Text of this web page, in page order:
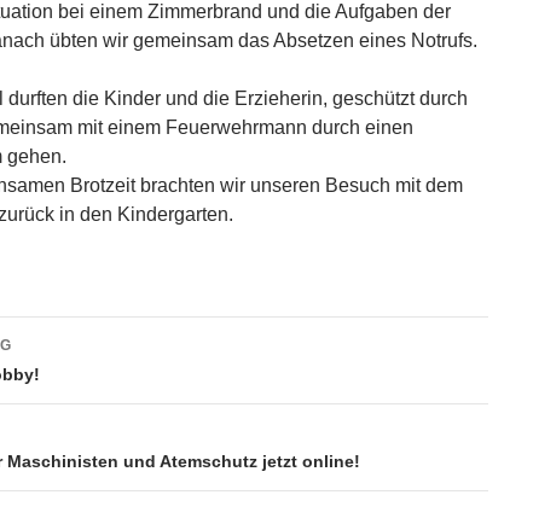
bei einem Zimmerbrand und die Aufgaben der
übten wir gemeinsam das Absetzen eines Notrufs.
durften die Kinder und die Erzieherin, geschützt durch
mit einem Feuerwehrmann durch einen
gehen.
Brotzeit brachten wir unseren Besuch mit dem
in den Kindergarten.
Maschinisten und Atemschutz jetzt online!